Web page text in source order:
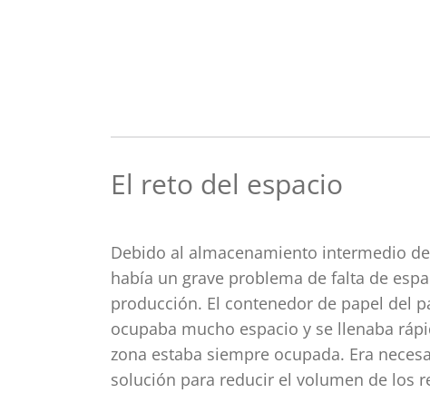
El reto del espacio
Debido al almacenamiento intermedio
había un grave problema de falta de
producción. El contenedor de papel del
ocupaba mucho espacio y se llenaba
zona estaba siempre ocupada. Era
solución para reducir el volumen de los